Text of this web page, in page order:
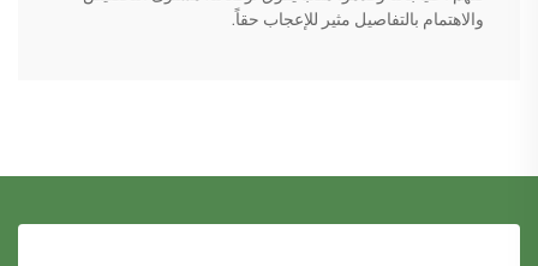
والاهتمام بالتفاصيل مثير للإعجاب حقاً.